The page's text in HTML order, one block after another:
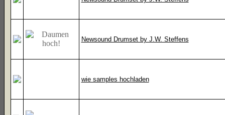
Newsound Drumset by J.W. Steffens
wie samples hochladen